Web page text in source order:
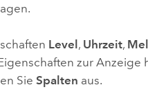
Level, Uhrzeit,
zur Anzeige
SieSpalten aus.